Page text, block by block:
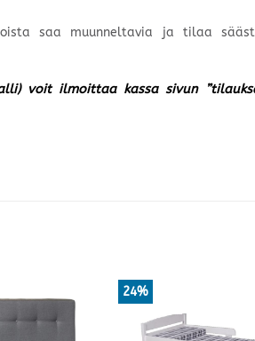
saa muunneltavia ja tilaa
voit ilmoittaa kassa sivun
24%